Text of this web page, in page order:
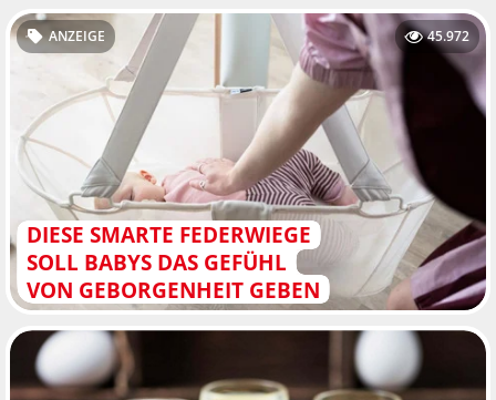
DIESE SMARTE FEDERWIEGE
SOLL BABYS DAS GEFÜHL
VON GEBORGENHEIT GEBEN
ANZEIGE 45.972